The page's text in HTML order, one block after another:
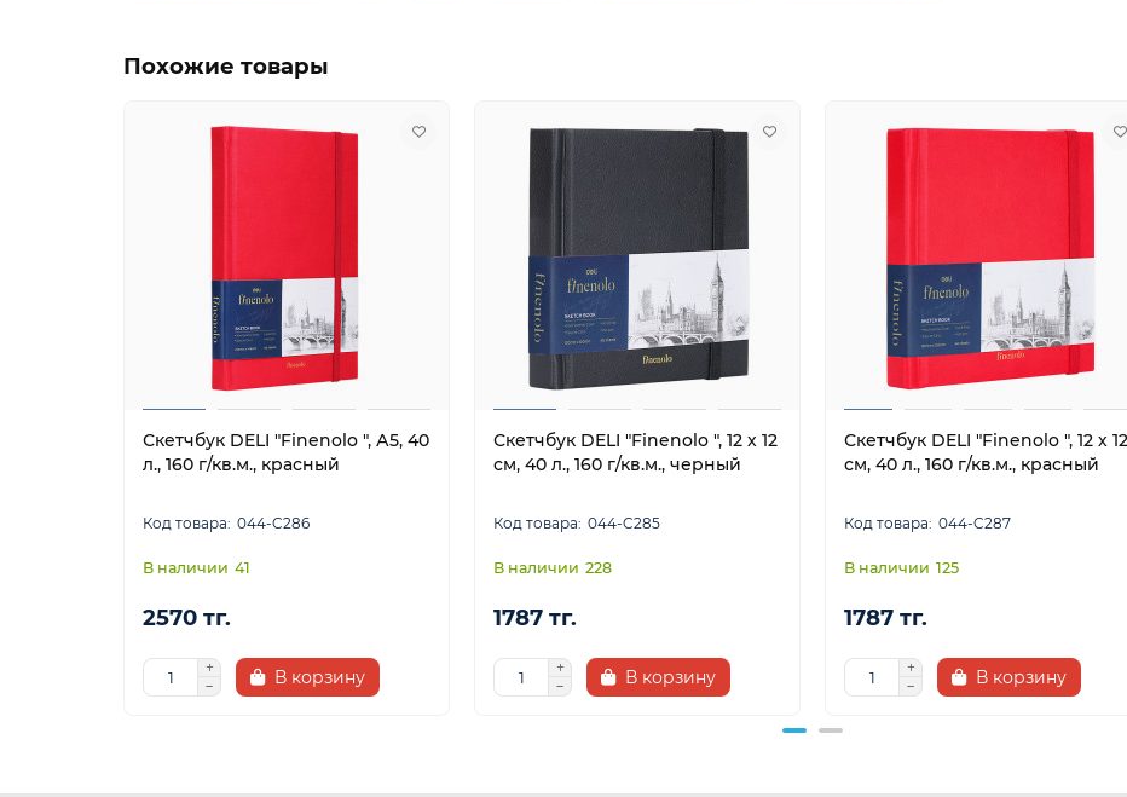
Похожие товары
Скетчбук DELI "Finenolo ", А5, 40
л., 160 г/кв.м., красный
044-C286
41
2570 тг.
В корзину
Скетчбук DELI "Finenolo ", 12 х 12
см, 40 л., 160 г/кв.м., черный
044-C285
228
1787 тг.
В корзину
Скетчбук DELI "Finenolo ", 12 х 12
см, 40 л., 160 г/кв.м., красный
044-C287
125
1787 тг.
В корзину